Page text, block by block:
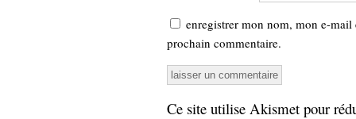
enregistrer mon nom, mon e-
prochain commentaire.
Ce site utilise Akismet pour